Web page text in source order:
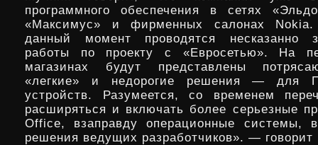
программного обеспечения в сетях
«Максимус» и фирменных салонах
данный момент проводятся несказанно
работы по проекту с «Евросетью». На
магазинах будут представлены
«легкие» и недорогие решения — для
устройств. Разумеется, со временем
расширяться и включать более серьезные
Office, взаправду операционные системы,
решения ведущих разработчиков». — говорит